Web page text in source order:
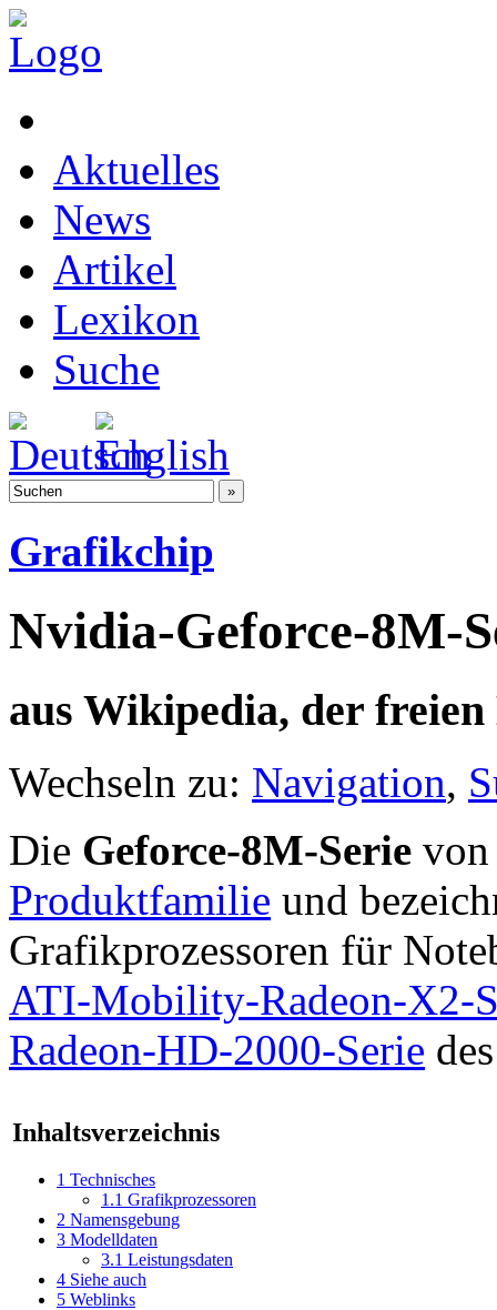
Aktuelles
News
Artikel
Lexikon
Suche
Grafikchip
Nvidia-Geforce-8M-
aus Wikipedia, der
Wechseln zu: Navigation,
Die Geforce-8M-Serie
Produktfamilie und
Grafikprozessoren für
ATI-Mobility-Radeon-X2-
Radeon-HD-2000-Serie
Inhaltsverzeichnis
1 Technisches
1.1 Grafikprozessoren
2 Namensgebung
3 Modelldaten
3.1 Leistungsdaten
4 Siehe auch
5 Weblinks